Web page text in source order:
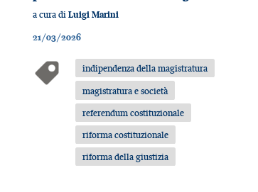
a cura di Luigi Marini
21/03/2026
indipendenza della magistratura
magistratura e società
referendum costituzionale
riforma costituzionale
riforma della giustizia